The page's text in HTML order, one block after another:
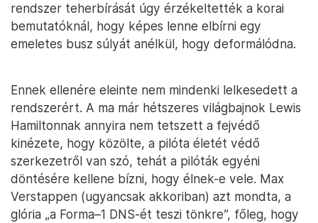
rendszer teherbírását úgy érzékeltették a korai
bemutatóknál, hogy képes lenne elbírni egy
emeletes busz súlyát anélkül, hogy deformálódna.
Ennek ellenére eleinte nem mindenki lelkesedett a
rendszerért. A ma már hétszeres világbajnok Lewis
Hamiltonnak annyira nem tetszett a fejvédő
kinézete, hogy közölte, a pilóta életét védő
szerkezetről van szó, tehát a pilóták egyéni
döntésére kellene bízni, hogy élnek-e vele. Max
Verstappen (ugyancsak akkoriban) azt mondta, a
glória „a Forma–1 DNS-ét teszi tönkre”, főleg, hogy